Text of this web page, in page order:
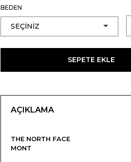
BEDEN
SEPETE EKLE
AÇIKLAMA
THE NORTH FACE
MONT